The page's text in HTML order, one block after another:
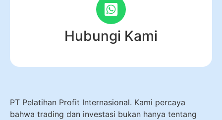
Hubungi Kami
PT Pelatihan Profit Internasional. Kami percaya
bahwa trading dan investasi bukan hanya tentang